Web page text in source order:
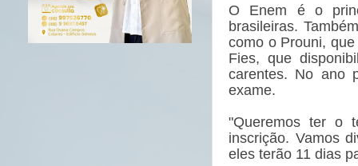
O Enem é o
brasileiras.
como o Prouni,
Fies, que
carentes. No ano
exame.
"Queremos ter o
inscrição. Vamos
eles terão 11 dias